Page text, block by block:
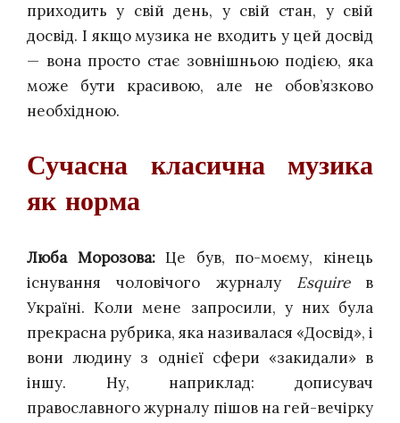
приходить у свій день, у свій стан, у свій
досвід. І якщо музика не входить у цей досвід
— вона просто стає зовнішньою подією, яка
може бути красивою, але не обов’язково
необхідною.
Сучасна класична музика
як норма
Люба Морозова:Це був, по-моєму, кінець
існування чоловічого журналу Esquireв
Україні. Коли мене запросили, у них була
прекрасна рубрика, яка називалася «Досвід», і
вони людину з однієї сфери «закидали» в
іншу. Ну, наприклад: дописувач
православного журналу пішов на гей-вечірку